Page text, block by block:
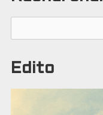
Edito